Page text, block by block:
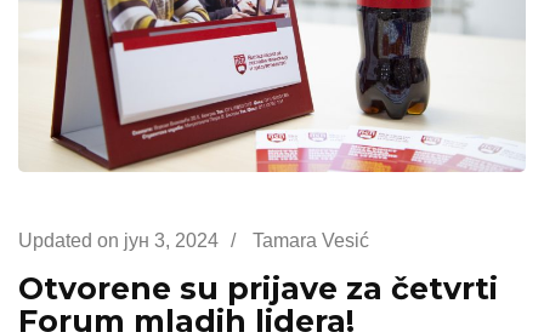
Updated on јун 3, 2024 / Tamara Vesić
Otvorene su prijave za četvrti
Forum mladih lidera!